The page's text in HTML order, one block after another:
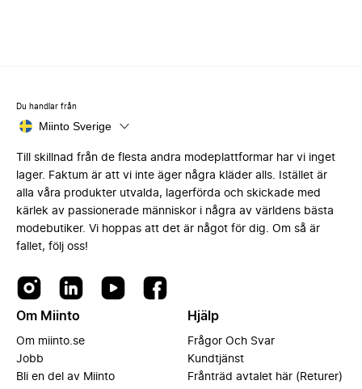
Du handlar från
Miinto Sverige
Till skillnad från de flesta andra modeplattformar har vi inget
lager. Faktum är att vi inte äger några kläder alls. Istället är
alla våra produkter utvalda, lagerförda och skickade med
kärlek av passionerade människor i några av världens bästa
modebutiker. Vi hoppas att det är något för dig. Om så är
fallet, följ oss!
Om Miinto
Om miinto.se
Jobb
Bli en del av Miinto
Hjälp
Frågor Och Svar
Kundtjänst
Frånträd avtalet här (Returer)